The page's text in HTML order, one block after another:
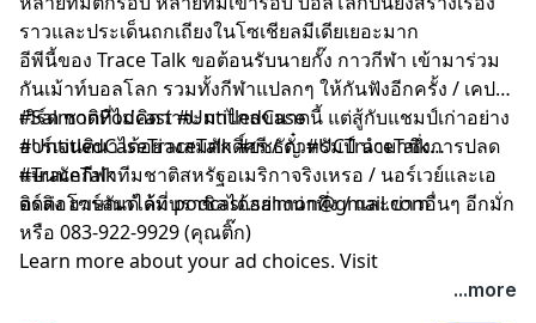
ราวและประเด็นถกเถียงในโซเชียลมีเดียเยอะมาก
อีพีนี้ของ Trace Talk ขอต้อนรับนายกั๊ง กาวกีฬา เข้ามาร่วม
กันเม้าท์บอลโลก รวมทั้งกีฬาแปลกๆ ให้กันฟังอีกครั้ง / เคป
เวิร์ด ชาติที่ไม่คิดว่าจะมาไกลขนาดนี้ แต่สู้กับแชมป์เก่าอย่าง
อาร์เจนตินาได้อย่างสมศักดิ์ศรี / ตั๋วทรัมป์ นำมาซึ่งการปลด
แบนนักกีฬาทีมชาติสหรัฐอเมริกาจริงเหรอ / นอร์เวย์และเอ
อร์ลิง ฮาร์ลันด์ ล้มบราซิลได้อย่างน่าทึ่ง / และข่าวอื่นๆ อีกมั่ก
#SalmonPodcast #UntitledCase
#UntitledCaseTraceTalk #ยชธัญ #UCTraceTalk
#TraceTalk
----
ติดต่อโฆษณาได้ที่podcast.salmon@gmail.com
หรือ 083-922-9929 (คุณติ๊ก)
Learn more about your ad choices. Visit
...more